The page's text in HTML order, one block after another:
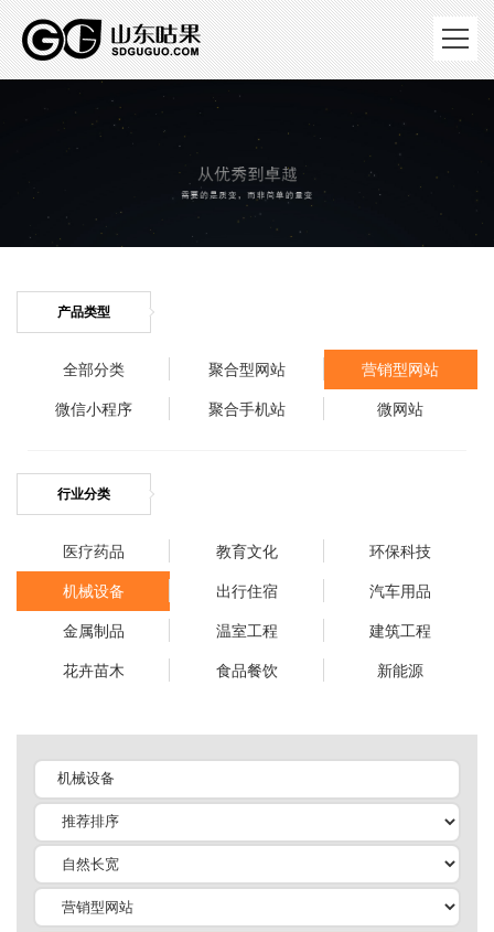
产品类型
全部分类 聚合型网站 营销型网站
微信小程序 聚合手机站 微网站
行业分类
医疗药品 教育文化 环保科技
机械设备 出行住宿 汽车用品
金属制品 温室工程 建筑工程
花卉苗木 食品餐饮 新能源